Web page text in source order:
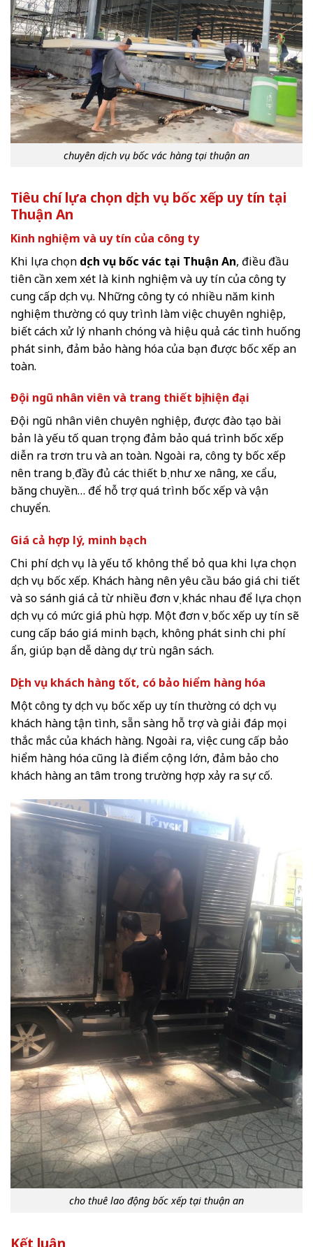
chuyên dịch vụ bốc vác hàng tại thuận an
Tiêu chí lựa chọn dịch vụ bốc xếp uy tín tại
Thuận An
Kinh nghiệm và uy tín của công ty
Khi lựa chọn dịch vụ bốc vác tại Thuận An, điều đầu
tiên cần xem xét là kinh nghiệm và uy tín của công ty
cung cấp dịch vụ. Những công ty có nhiều năm kinh
nghiệm thường có quy trình làm việc chuyên nghiệp,
biết cách xử lý nhanh chóng và hiệu quả các tình huống
phát sinh, đảm bảo hàng hóa của bạn được bốc xếp an
toàn.
Đội ngũ nhân viên và trang thiết bị hiện đại
Đội ngũ nhân viên chuyên nghiệp, được đào tạo bài
bản là yếu tố quan trọng đảm bảo quá trình bốc xếp
diễn ra trơn tru và an toàn. Ngoài ra, công ty bốc xếp
nên trang bị đầy đủ các thiết bị như xe nâng, xe cẩu,
băng chuyền… để hỗ trợ quá trình bốc xếp và vận
chuyển.
Giá cả hợp lý, minh bạch
Chi phí dịch vụ là yếu tố không thể bỏ qua khi lựa chọn
dịch vụ bốc xếp. Khách hàng nên yêu cầu báo giá chi tiết
và so sánh giá cả từ nhiều đơn vị khác nhau để lựa chọn
dịch vụ có mức giá phù hợp. Một đơn vị bốc xếp uy tín sẽ
cung cấp báo giá minh bạch, không phát sinh chi phí
ẩn, giúp bạn dễ dàng dự trù ngân sách.
Dịch vụ khách hàng tốt, có bảo hiểm hàng hóa
Một công ty dịch vụ bốc xếp uy tín thường có dịch vụ
khách hàng tận tình, sẵn sàng hỗ trợ và giải đáp mọi
thắc mắc của khách hàng. Ngoài ra, việc cung cấp bảo
hiểm hàng hóa cũng là điểm cộng lớn, đảm bảo cho
khách hàng an tâm trong trường hợp xảy ra sự cố.
cho thuê lao động bốc xếp tại thuận an
Kết luận